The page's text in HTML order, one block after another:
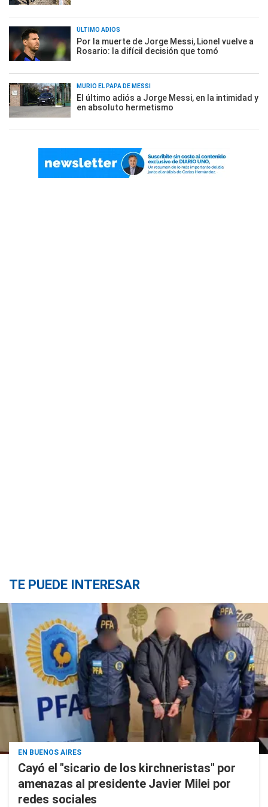
ÚLTIMO ADIÓS
Por la muerte de Jorge Messi, Lionel vuelve a
Rosario: la difícil decisión que tomó
MURIÓ EL PAPÁ DE MESSI
El último adiós a Jorge Messi, en la intimidad y
en absoluto hermetismo
TE PUEDE INTERESAR
EN BUENOS AIRES
Cayó el "sicario de los kirchneristas" por
amenazas al presidente Javier Milei por
redes sociales